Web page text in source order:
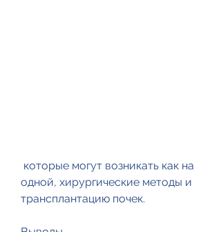
одной, хирургические методы и
трансплантацию почек.